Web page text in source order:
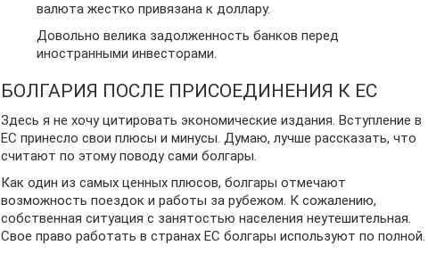
валюта жестко привязана к доллару.
Довольно велика задолженность банков перед
иностранными инвесторами.
БОЛГАРИЯ ПОСЛЕ ПРИСОЕДИНЕНИЯ К ЕС
Здесь я не хочу цитировать экономические издания. Вступление в
ЕС принесло свои плюсы и минусы. Думаю, лучше рассказать, что
считают по этому поводу сами болгары.
Как один из самых ценных плюсов, болгары отмечают
возможность поездок и работы за рубежом. К сожалению,
собственная ситуация с занятостью населения неутешительная.
Свое право работать в странах ЕС болгары используют по полной.